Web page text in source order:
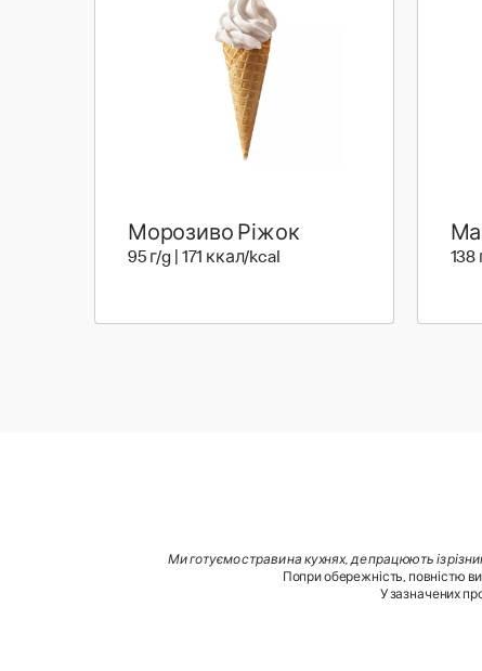
Морозиво Ріжок
95 г/g | 171 ккал/kcal 138
Ми готуємо страви на кухнях, де працюють із
Попри обережність, повністю
У зазначених